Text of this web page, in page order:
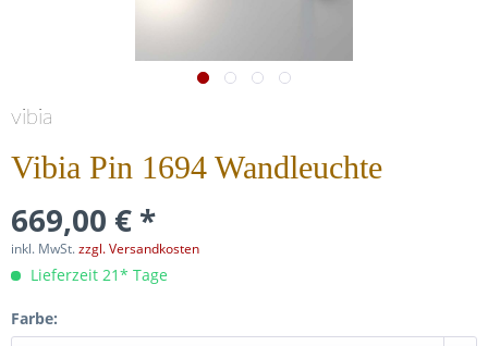
vibia
Vibia Pin 1694 Wandleuchte
669,00 € *
inkl. MwSt.zzgl. Versandkosten
Lieferzeit 21* Tage
Farbe: